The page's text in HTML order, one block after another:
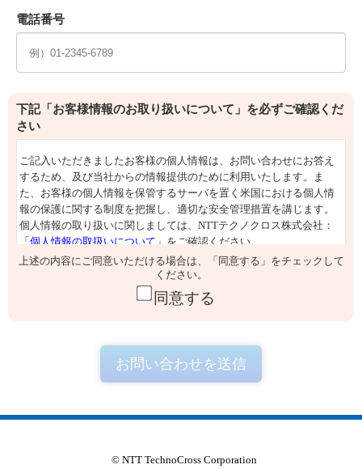
電話番号
下記「お客様情報のお取り扱いについて」を必ずご確認くだ
さい
上述の内容にご同意いただける場合は、「同意する」をチェックして
ください。
同意する
© NTT TechnoCross Corporation